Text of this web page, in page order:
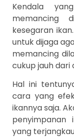
Kendala
memancing
kesegaran
untuk dijaga
memancing
cukup jauh dari
Hal ini
cara yang
ikannya saja.
penyimpanan
yang